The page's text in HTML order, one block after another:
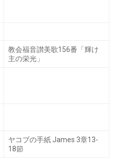
教会福音讃美歌156番「輝け
主の栄光」
ヤコブの手紙 James 3章13-
18節